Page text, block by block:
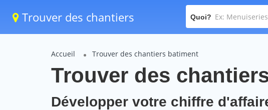
Trouver des chantiers Quoi?
Accueil Trouver des chantiers batiment
Trouver des
Développer votre chiffre